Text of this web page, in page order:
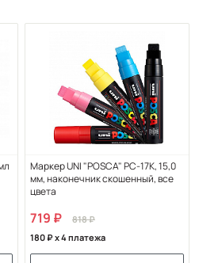
Маркер UNI "POSCA" PC-17K, 15,0
мм, наконечник скошенный, все
цвета
719
818
180
x 4 платежа